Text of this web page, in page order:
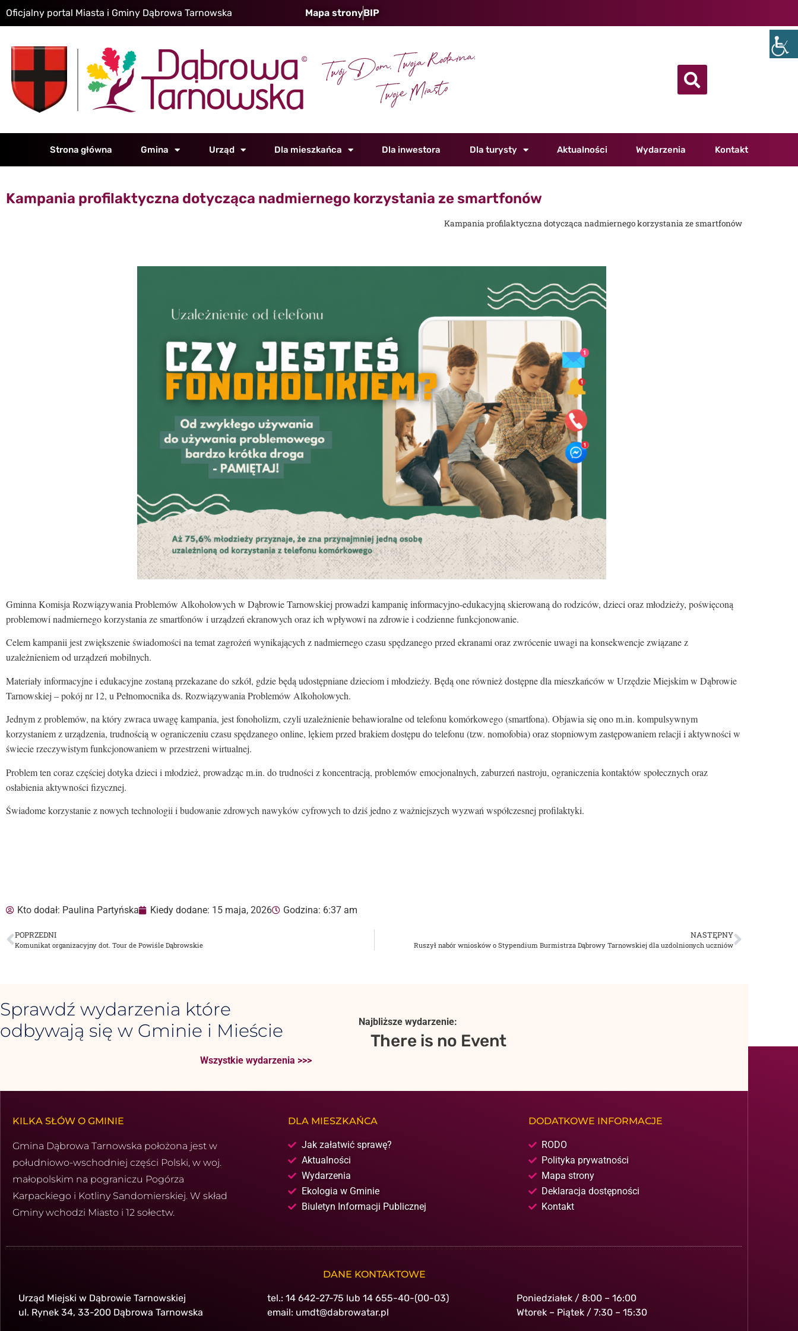
Oficjalny portal Miasta i Gminy Dąbrowa Tarnowska Mapa stronyBIP
Strona główna Gmina Urząd Dla mieszkańca Dla inwestora Dla turysty Aktualności Wydarzenia Kontakt
Kampania profilaktyczna dotycząca nadmiernego korzystania ze smartfonów
Kampania profilaktyczna dotycząca nadmiernego korzystania ze smartfonów
Gminna Komisja Rozwiązywania Problemów Alkoholowych w Dąbrowie Tarnowskiej prowadzi kampanię informacyjno-edukacyjną skierowaną do rodziców, dzieci oraz młodzieży, poświęconą
problemowi nadmiernego korzystania ze smartfonów i urządzeń ekranowych oraz ich wpływowi na zdrowie i codzienne funkcjonowanie.
Celem kampanii jest zwiększenie świadomości na temat zagrożeń wynikających z nadmiernego czasu spędzanego przed ekranami oraz zwrócenie uwagi na konsekwencje związane z
uzależnieniem od urządzeń mobilnych.
Materiały informacyjne i edukacyjne zostaną przekazane do szkół, gdzie będą udostępniane dzieciom i młodzieży. Będą one również dostępne dla mieszkańców w Urzędzie Miejskim w Dąbrowie
Tarnowskiej – pokój nr 12, u Pełnomocnika ds. Rozwiązywania Problemów Alkoholowych.
Jednym z problemów, na który zwraca uwagę kampania, jest fonoholizm, czyli uzależnienie behawioralne od telefonu komórkowego (smartfona). Objawia się ono m.in. kompulsywnym
korzystaniem z urządzenia, trudnością w ograniczeniu czasu spędzanego online, lękiem przed brakiem dostępu do telefonu (tzw. nomofobia) oraz stopniowym zastępowaniem relacji i aktywności w
świecie rzeczywistym funkcjonowaniem w przestrzeni wirtualnej.
Problem ten coraz częściej dotyka dzieci i młodzież, prowadząc m.in. do trudności z koncentracją, problemów emocjonalnych, zaburzeń nastroju, ograniczenia kontaktów społecznych oraz
osłabienia aktywności fizycznej.
Świadome korzystanie z nowych technologii i budowanie zdrowych nawyków cyfrowych to dziś jedno z ważniejszych wyzwań współczesnej profilaktyki.
Kto dodał: Paulina Partyńska Kiedy dodane: 15 maja, 2026 Godzina: 6:37 am
POPRZEDNI
Komunikat organizacyjny dot. Tour de Powiśle Dąbrowskie
NASTĘPNY
Ruszył nabór wniosków o Stypendium Burmistrza Dąbrowy Tarnowskiej dla uzdolnionych uczniów
Sprawdź wydarzenia które
odbywają się w Gminie i Mieście
Wszystkie wydarzenia >>>
Najbliższe wydarzenie:
There is no Event
KILKA SŁÓW O GMINIE
Gmina Dąbrowa Tarnowska położona jest w
południowo-wschod­niej części Polski, w woj.
małopolskim na pograniczu Pogórza
Karpackiego i Kotliny Sandomierskiej. W skład
Gminy wchodzi Miasto i 12 sołectw.
DLA MIESZKAŃCA
Jak załatwić sprawę?
Aktualności
Wydarzenia
Ekologia w Gminie
Biuletyn Informacji Publicznej
DODATKOWE INFORMACJE
RODO
Polityka prywatności
Mapa strony
Deklaracja dostępności
Kontakt
DANE KONTAKTOWE
Urząd Miejski w Dąbrowie Tarnowskiej
ul. Rynek 34, 33-200 Dąbrowa Tarnowska
tel.: 14 642-27-75 lub 14 655-40-(00-03)
email: umdt@dabrowatar.pl
Poniedziałek / 8:00 – 16:00
Wtorek – Piątek / 7:30 – 15:30